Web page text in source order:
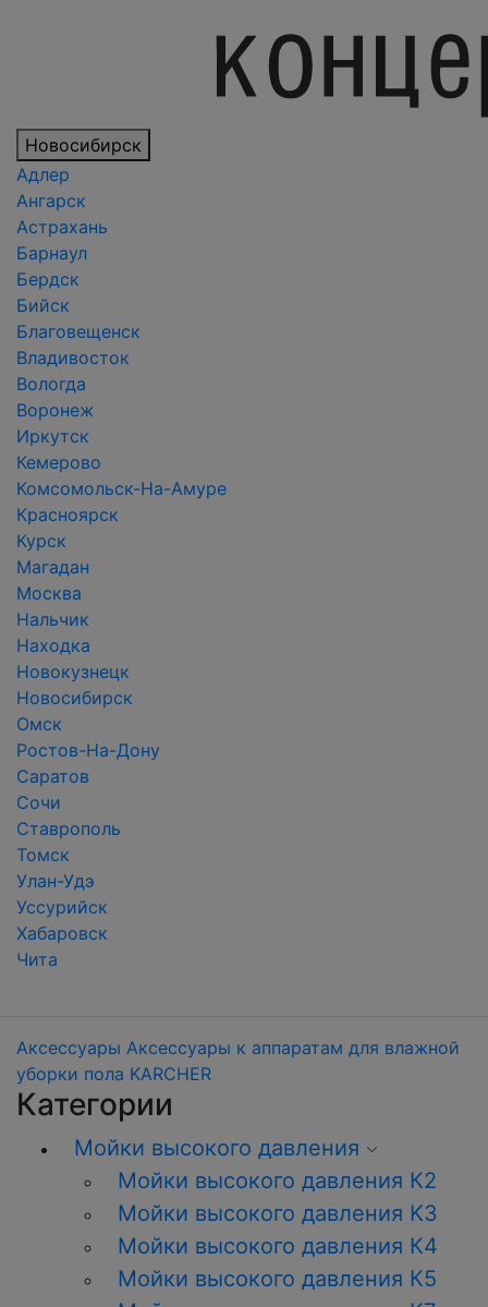
Новосибирск
Адлер
Ангарск
Астрахань
Барнаул
Бердск
Бийск
Благовещенск
Владивосток
Вологда
Воронеж
Иркутск
Кемерово
Комсомольск-На-Амуре
Красноярск
Курск
Магадан
Москва
Нальчик
Находка
Новокузнецк
Новосибирск
Омск
Ростов-На-Дону
Саратов
Сочи
Ставрополь
Томск
Улан-Удэ
Уссурийск
Хабаровск
Чита
Аксессуары Аксессуары к аппаратам для влажной
уборки пола KARCHER
Категории
Мойки высокого давления
Мойки высокого давления К2
Мойки высокого давления K3
Мойки высокого давления К4
Мойки высокого давления К5